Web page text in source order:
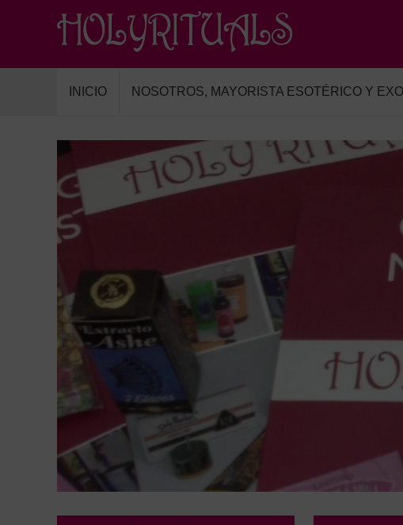
INICIO NOSOTROS, MAYORISTA ESOTÉRICO Y